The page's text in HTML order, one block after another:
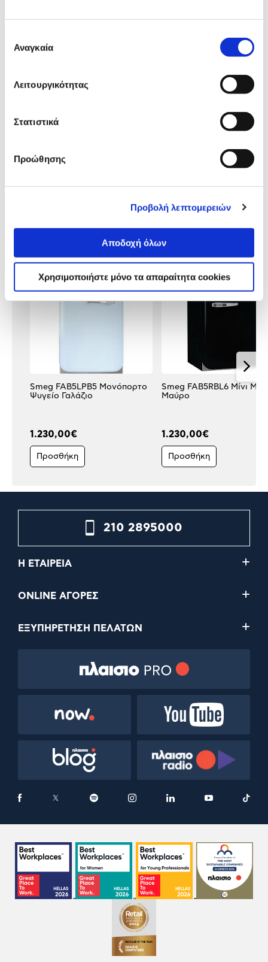
συγκατάθεσης
Αναγκαία
Λειτουργικότητας
Στατιστικά
Προώθησης
Προβολή λεπτομερειών
Αποδοχή όλων
Χρησιμοποιήστε μόνο τα απαραίτητα cookies
Τύπος ψύξης: Στατικός
παρουσίαση
προϊόντος
Αξιολογήσεις
προϊόν με εσένα!
Smeg FAB5LPB5 Μονόπορτο
Ψυγείο Γαλάζιο
1.230,00€
Προσθήκη
Smeg FAB5RBL6 Μίνι
Μαύρο
1.230,00€
Προσθήκη
210 2895000
Η ΕΤΑΙΡΕΙΑ
ONLINE ΑΓΟΡΕΣ
ΕΞΥΠΗΡΕΤΗΣΗ ΠΕΛΑΤΩΝ